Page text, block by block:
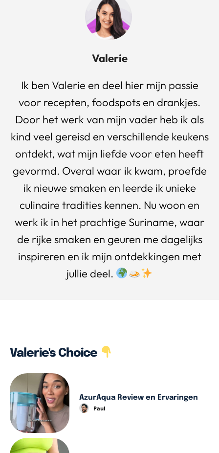
Valerie
Ik ben Valerie en deel hier mijn passie
voor recepten, foodspots en drankjes.
Door het werk van mijn vader heb ik als
kind veel gereisd en verschillende keukens
ontdekt, wat mijn liefde voor eten heeft
gevormd. Overal waar ik kwam, proefde
ik nieuwe smaken en leerde ik unieke
culinaire tradities kennen. Nu woon en
werk ik in het prachtige Suriname, waar
de rijke smaken en geuren me dagelijks
inspireren en ik mijn ontdekkingen met
jullie deel.
Valerie's Choice
AzurAqua Review en Ervaringen
Paul